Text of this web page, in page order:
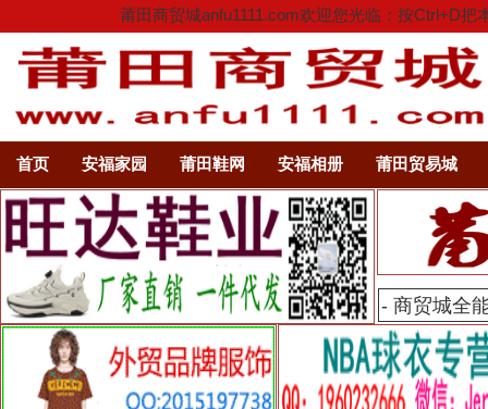
莆田商贸城anfu1111.com欢迎您光临：按Ctrl+D
首页 安福家园 莆田鞋网 安福相册 莆田贸易城